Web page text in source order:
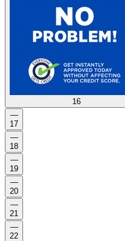
16
—
17
—
18
—
19
—
20
—
21
—
22